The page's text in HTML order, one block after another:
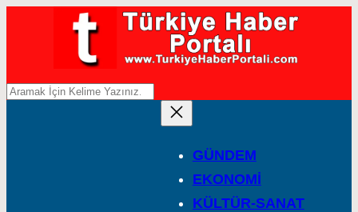
A
GÜNDEM
EKONOMİ
KÜLTÜR-SANAT